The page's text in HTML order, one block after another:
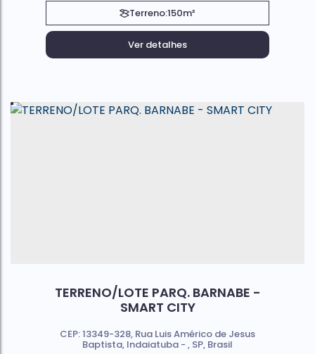
Terreno:150m²
Ver detalhes
TERRENO/LOTE PARQ. BARNABE -
SMART CITY
CEP: 13349-328, Rua Luis Américo de Jesus
Baptista, Indaiatuba , SP, Brasil